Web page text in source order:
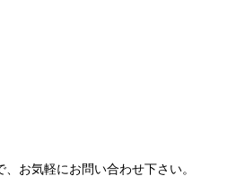
お気軽にお問い合わせ下さい。